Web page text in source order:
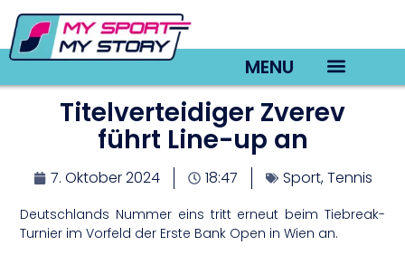
MENU
Titelverteidiger Zverev
führt Line-up an
7. Oktober 2024 18:47 Sport,Tennis
Deutschlands Nummer eins tritt erneut beim Tiebreak-
Turnier im Vorfeld der Erste Bank Open in Wien an.